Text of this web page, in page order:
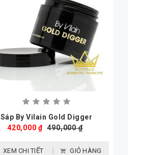
Sáp By Vilain Gold Digger
420,000 ₫ 490,000 ₫
XEM CHI TIẾT GIỎ HÀNG